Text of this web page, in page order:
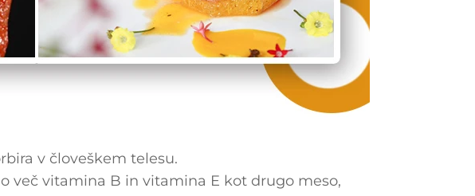
v človeškem telesu.
več vitamina B in vitamina E kot drugo meso,